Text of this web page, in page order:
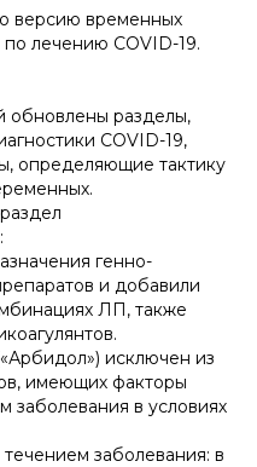
версию временных
лечению COVID-19.
обновлены разделы,
COVID-19,
определяющие тактику
генно-
и добавили
ЛП, также
исключен из
имеющих факторы
заболевания в условиях
заболевания: в